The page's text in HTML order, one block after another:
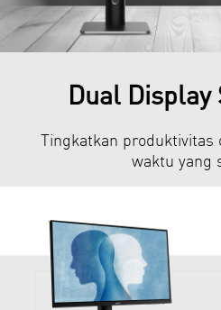
Dual
Tingkatkan produktivitas
waktu yang